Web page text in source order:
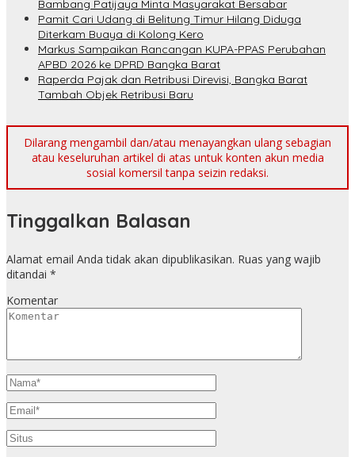
Bambang Patijaya Minta Masyarakat Bersabar
Pamit Cari Udang di Belitung Timur Hilang Diduga
Diterkam Buaya di Kolong Kero
Markus Sampaikan Rancangan KUPA-PPAS Perubahan
APBD 2026 ke DPRD Bangka Barat
Raperda Pajak dan Retribusi Direvisi, Bangka Barat
Tambah Objek Retribusi Baru
Dilarang mengambil dan/atau menayangkan ulang sebagian
atau keseluruhan artikel di atas untuk konten akun media
sosial komersil tanpa seizin redaksi.
Tinggalkan Balasan
Alamat email Anda tidak akan dipublikasikan. Ruas yang wajib
ditandai *
Komentar